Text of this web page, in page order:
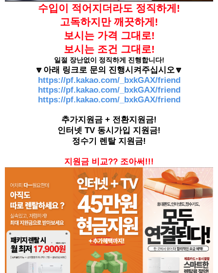
수입이 적어지더라도 정직하게!
고독하지만 깨끗하게!
보시는 가격 그대로!
보시는 조건 그대로!
일절 장난없이 정직하게 진행합니다!
🔽아래 링크로 문의 진행시켜주십시오🔽
https://pf.kakao.com/_bxkGAX/friend
https://pf.kakao.com/_bxkGAX/friend
https://pf.kakao.com/_bxkGAX/friend
추가지원금 + 전환지원금!
인터넷 TV 동시가입 지원금!
정수기 렌탈 지원금!
지원금 비교?? 조아써!!!